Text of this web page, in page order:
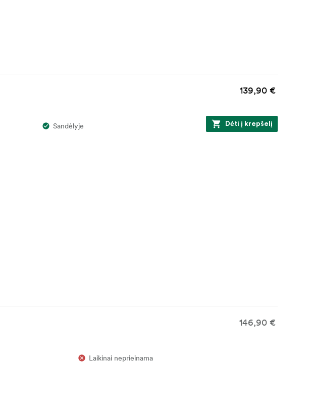
139,90 €
Sandėlyje Dėti į krepšelį
146,90 €
Laikinai neprieinama